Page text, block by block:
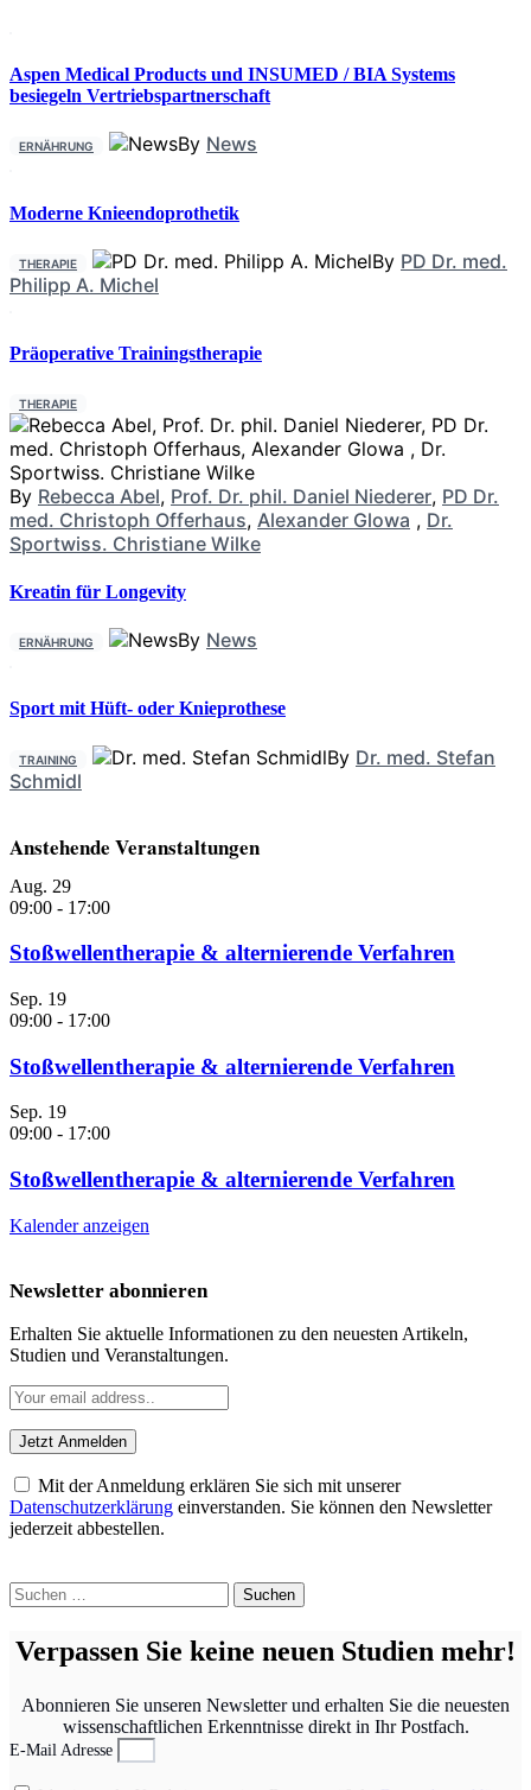
Aspen Medical Products und INSUMED / BIA Systems
besiegeln Vertriebspartnerschaft
ERNÄHRUNG By News
Moderne Knieendoprothetik
THERAPIE By PD Dr. med.
Philipp A. Michel
Präoperative Trainingstherapie
THERAPIE
By Rebecca Abel, Prof. Dr. phil. Daniel Niederer, PD Dr.
med. Christoph Offerhaus, Alexander Glowa , Dr.
Sportwiss. Christiane Wilke
Kreatin für Longevity
ERNÄHRUNG By News
Sport mit Hüft- oder Knieprothese
TRAINING By Dr. med. Stefan
Schmidl
Anstehende Veranstaltungen
Aug. 29
09:00 - 17:00
Stoßwellentherapie & alternierende Verfahren
Sep. 19
09:00 - 17:00
Stoßwellentherapie & alternierende Verfahren
Sep. 19
09:00 - 17:00
Stoßwellentherapie & alternierende Verfahren
Kalender anzeigen
Newsletter abonnieren
Erhalten Sie aktuelle Informationen zu den neuesten Artikeln,
Studien und Veranstaltungen.
Mit der Anmeldung erklären Sie sich mit unserer
Datenschutzerklärung einverstanden. Sie können den Newsletter
jederzeit abbestellen.
Suchen
nach:
Verpassen Sie keine neuen Studien mehr!
Abonnieren Sie unseren Newsletter und erhalten Sie die neuesten
wissenschaftlichen Erkenntnisse direkt in Ihr Postfach.
E-Mail Adresse